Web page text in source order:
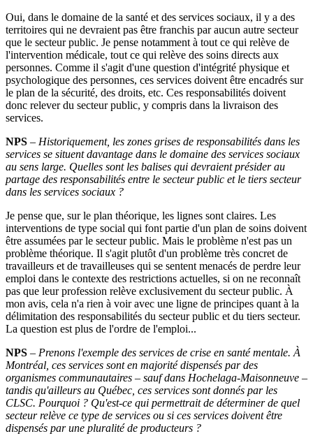
Oui, dans le domaine de la santé et des services sociaux, il y a des
territoires qui ne devraient pas être franchis par aucun autre secteur
que le secteur public. Je pense notamment à tout ce qui relève de
l'intervention médicale, tout ce qui relève des soins directs aux
personnes. Comme il s'agit d'une question d'intégrité physique et
psychologique des personnes, ces services doivent être encadrés sur
le plan de la sécurité, des droits, etc. Ces responsabilités doivent
donc relever du secteur public, y compris dans la livraison des
services.
NPS – Historiquement, les zones grises de responsabilités dans les
services se situent davantage dans le domaine des services sociaux
au sens large. Quelles sont les balises qui devraient présider au
partage des responsabilités entre le secteur public et le tiers secteur
dans les services sociaux ?
Je pense que, sur le plan théorique, les lignes sont claires. Les
interventions de type social qui font partie d'un plan de soins doivent
être assumées par le secteur public. Mais le problème n'est pas un
problème théorique. Il s'agit plutôt d'un problème très concret de
travailleurs et de travailleuses qui se sentent menacés de perdre leur
emploi dans le contexte des restrictions actuelles, si on ne reconnaît
pas que leur profession relève exclusivement du secteur public. À
mon avis, cela n'a rien à voir avec une ligne de principes quant à la
délimitation des responsabilités du secteur public et du tiers secteur.
La question est plus de l'ordre de l'emploi...
NPS – Prenons l'exemple des services de crise en santé mentale. À
Montréal, ces services sont en majorité dispensés par des
organismes communautaires – sauf dans Hochelaga-Maisonneuve –
tandis qu'ailleurs au Québec, ces services sont donnés par les
CLSC. Pourquoi ? Qu'est-ce qui permettrait de déterminer de quel
secteur relève ce type de services ou si ces services doivent être
dispensés par une pluralité de producteurs ?